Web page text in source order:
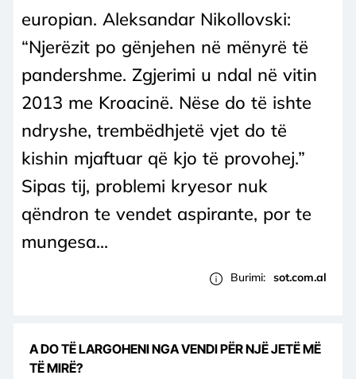
europian. Aleksandar Nikollovski:
“Njerëzit po gënjehen në mënyrë të
pandershme. Zgjerimi u ndal në vitin
2013 me Kroacinë. Nëse do të ishte
ndryshe, trembëdhjetë vjet do të
kishin mjaftuar që kjo të provohej.”
Sipas tij, problemi kryesor nuk
qëndron te vendet aspirante, por te
mungesa...
Burimi: sot.com.al
A DO TË LARGOHENI NGA VENDI PËR NJË JETË MË
TË MIRË?